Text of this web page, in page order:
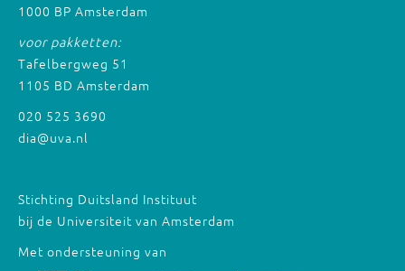
1000 BP Amsterdam
voor pakketten:
Tafelbergweg 51
1105 BD Amsterdam
020 525 3690
dia@uva.nl
Stichting Duitsland Instituut
bij de Universiteit van Amsterdam
Met ondersteuning van